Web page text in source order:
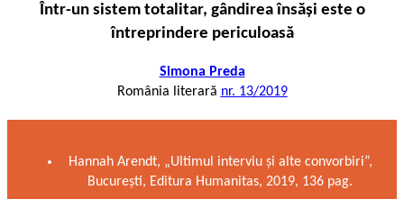
Într-un sistem totalitar, gândirea însăși este o
întreprindere periculoasă
Simona Preda
România literară nr. 13/2019
Hannah Arendt, „Ultimul interviu și alte convorbiri”,
București, Editura Humanitas, 2019, 136 pag.